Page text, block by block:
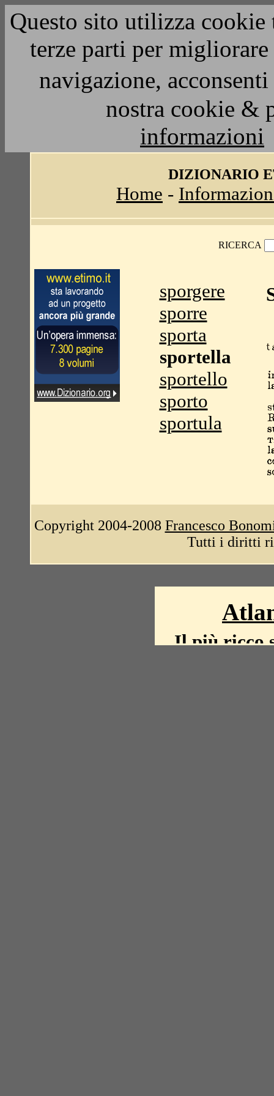
Questo sito utilizza
terze parti per
navigazione,
nostra cookie &
informazioni
DIZIONARIO
Home -
RICERCA
sporgere
sporre
sporta
sportella
sportello
sporto
sportula
Copyright 2004-2008 Francesco
Tutti i diritti
Il più ricco